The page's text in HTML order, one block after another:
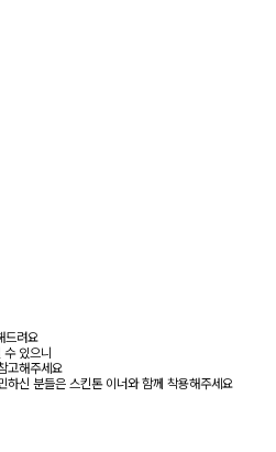
드려요
있으니
고해주세요
하신 분들은 스킨톤 이너와 함께 착용해주세요